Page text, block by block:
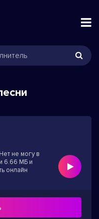
не могу в
6.66 МБ и
онлайн